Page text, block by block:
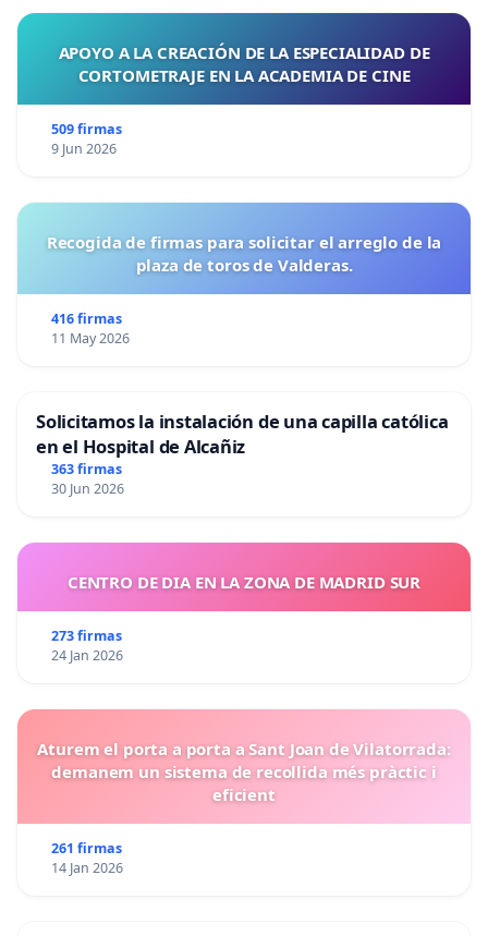
APOYO A LA CREACIÓN DE LA ESPECIALIDAD DE
CORTOMETRAJE EN LA ACADEMIA DE CINE
509 firmas
9 Jun 2026
Recogida de firmas para solicitar el arreglo de la
plaza de toros de Valderas.
416 firmas
11 May 2026
Solicitamos la instalación de una capilla católica
en el Hospital de Alcañiz
363 firmas
30 Jun 2026
CENTRO DE DIA EN LA ZONA DE MADRID SUR
273 firmas
24 Jan 2026
Aturem el porta a porta a Sant Joan de Vilatorrada:
demanem un sistema de recollida més pràctic i
eficient
261 firmas
14 Jan 2026